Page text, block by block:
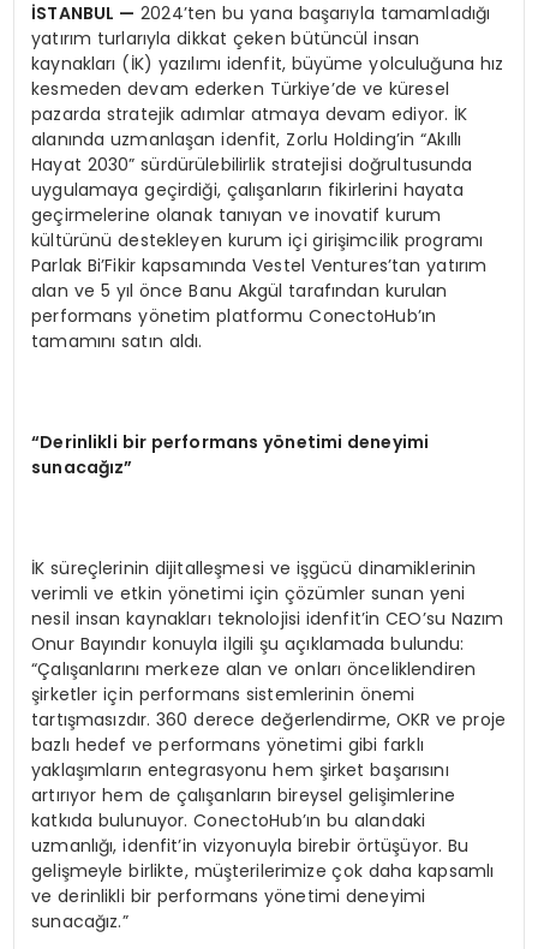
İSTANBUL — 2024’ten bu yana başarıyla tamamladığı
yatırım turlarıyla dikkat çeken bütüncül insan
kaynakları (İK) yazılımı idenfit, büyüme yolculuğuna hız
kesmeden devam ederken Türkiye’de ve küresel
pazarda stratejik adımlar atmaya devam ediyor. İK
alanında uzmanlaşan idenfit, Zorlu Holding’in “Akıllı
Hayat 2030” sürdürülebilirlik stratejisi doğrultusunda
uygulamaya geçirdiği, çalışanların fikirlerini hayata
geçirmelerine olanak tanıyan ve inovatif kurum
kültürünü destekleyen kurum içi girişimcilik programı
Parlak Bi’Fikir kapsamında Vestel Ventures’tan yatırım
alan ve 5 yıl önce Banu Akgül tarafından kurulan
performans yönetim platformu ConectoHub’ın
tamamını satın aldı.
“Derinlikli bir performans yönetimi deneyimi
sunacağız”
İK süreçlerinin dijitalleşmesi ve işgücü dinamiklerinin
verimli ve etkin yönetimi için çözümler sunan yeni
nesil insan kaynakları teknolojisi idenfit’in CEO’su Nazım
Onur Bayındır konuyla ilgili şu açıklamada bulundu:
“Çalışanlarını merkeze alan ve onları önceliklendiren
şirketler için performans sistemlerinin önemi
tartışmasızdır. 360 derece değerlendirme, OKR ve proje
bazlı hedef ve performans yönetimi gibi farklı
yaklaşımların entegrasyonu hem şirket başarısını
artırıyor hem de çalışanların bireysel gelişimlerine
katkıda bulunuyor. ConectoHub’ın bu alandaki
uzmanlığı, idenfit’in vizyonuyla birebir örtüşüyor. Bu
gelişmeyle birlikte, müşterilerimize çok daha kapsamlı
ve derinlikli bir performans yönetimi deneyimi
sunacağız.”